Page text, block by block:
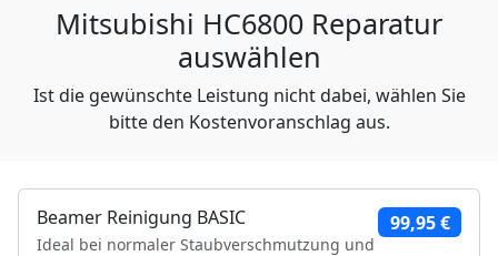
Mitsubishi HC6800 Reparatur
auswählen
Ist die gewünschte Leistung nicht dabei, wählen Sie
bitte den Kostenvoranschlag aus.
Beamer Reinigung BASIC
Ideal bei normaler Staubverschmutzung und
99,95 €